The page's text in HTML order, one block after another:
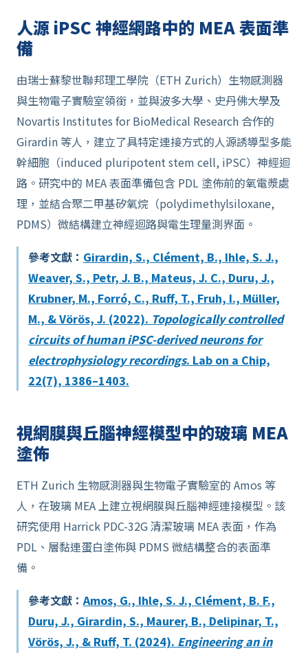
人源 iPSC 神經網路中的 MEA 表面準
備
由瑞士蘇黎世聯邦理工學院（ETH Zurich）生物感測器
與生物電子實驗室領銜，並與波多大學、史丹佛大學及
Novartis Institutes for BioMedical Research 合作的
Girardin 等人，建立了具特定連接方式的人源誘導型多能
幹細胞（induced pluripotent stem cell, iPSC）神經迴
路。研究中的 MEA 表面準備包含 PDL 塗佈前的氧電漿處
理，並結合聚二甲基矽氧烷（polydimethylsiloxane,
PDMS）微結構建立神經迴路與電生理量測界面。
參考文獻： Girardin, S., Clément, B., Ihle, S. J.,
Weaver, S., Petr, J. B., Mateus, J. C., Duru, J.,
Krubner, M., Forró, C., Ruff, T., Fruh, I., Müller,
M., & Vörös, J. (2022). Topologically controlled
circuits of human iPSC-derived neurons for
electrophysiology recordings. Lab on a Chip,
22(7), 1386–1403.
視網膜與丘腦神經模型中的玻璃 MEA
塗佈
ETH Zurich 生物感測器與生物電子實驗室的 Amos 等
人，在玻璃 MEA 上建立視網膜與丘腦神經連接模型。該
研究使用 Harrick PDC-32G 清潔玻璃 MEA 表面，作為
PDL、層黏連蛋白塗佈與 PDMS 微結構整合的表面準
備。
參考文獻：Amos, G., Ihle, S. J., Clément, B. F.,
Duru, J., Girardin, S., Maurer, B., Delipinar, T.,
Vörös, J., & Ruff, T. (2024). Engineering an in